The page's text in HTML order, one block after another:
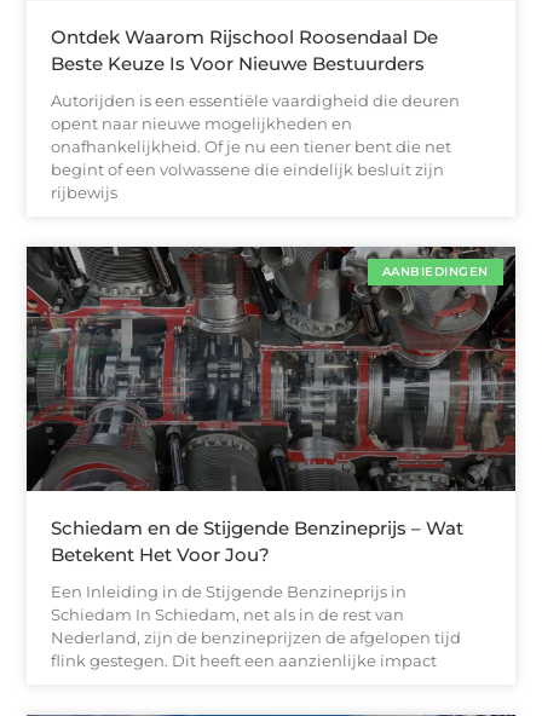
Ontdek Waarom Rijschool Roosendaal De
Beste Keuze Is Voor Nieuwe Bestuurders
Autorijden is een essentiële vaardigheid die deuren
opent naar nieuwe mogelijkheden en
onafhankelijkheid. Of je nu een tiener bent die net
begint of een volwassene die eindelijk besluit zijn
rijbewijs
AANBIEDINGEN
Schiedam en de Stijgende Benzineprijs – Wat
Betekent Het Voor Jou?
Een Inleiding in de Stijgende Benzineprijs in
Schiedam In Schiedam, net als in de rest van
Nederland, zijn de benzineprijzen de afgelopen tijd
flink gestegen. Dit heeft een aanzienlijke impact